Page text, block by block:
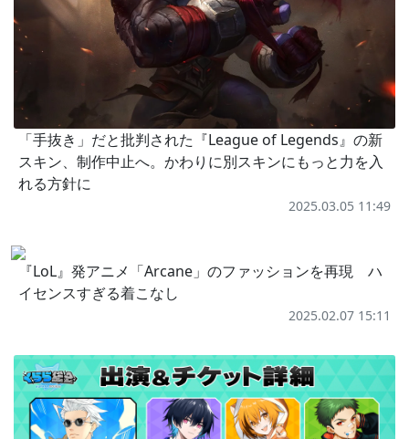
「手抜き」だと批判された『League of Legends』の新
スキン、制作中止へ。かわりに別スキンにもっと力を入
れる方針に
2025.03.05 11:49
『LoL』発アニメ「Arcane」のファッションを再現 ハ
イセンスすぎる着こなし
2025.02.07 15:11